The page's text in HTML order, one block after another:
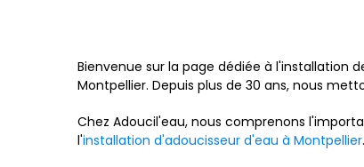
Bienvenue sur la page dédiée à
Montpellier. Depuis plus de 30 ans, nous
Chez Adoucil'eau, nous comprenons
l'installation d'adoucisseur d'eau à Montpellier